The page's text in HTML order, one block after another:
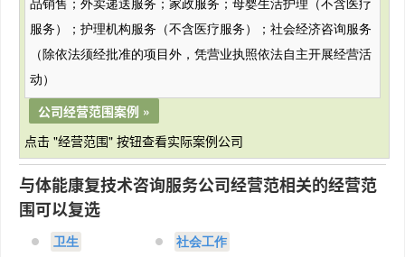
品销售；外卖递送服务；家政服务；母婴生活护理（不含医疗
服务）；护理机构服务（不含医疗服务）；社会经济咨询服务
（除依法须经批准的项目外，凭营业执照依法自主开展经营活
动）
公司经营范围案例 »
点击 "经营范围" 按钮查看实际案例公司
与体能康复技术咨询服务公司经营范相关的经营范
围可以复选
卫生 社会工作